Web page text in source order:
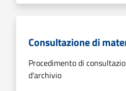
Consultazione di
Procedimento di
d'archivio